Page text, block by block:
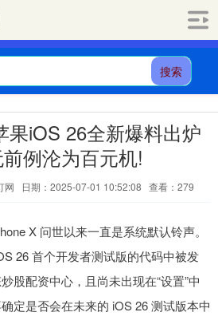
搜索
果iOS 26全新爆料出炉
例沦为百元机!
网 日期：2025-07-01 10:52:08 查看：279
X 问世以来一直是系统默认铃声。
26 首个开发者测试版的代码中被发
股配资中心，且尚未出现在“设置”中
定是否会在未来的 iOS 26 测试版本中